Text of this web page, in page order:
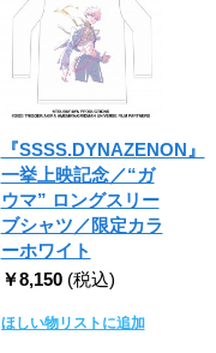
『SSSS.DYNAZENON』
一挙上映記念／“ガ
ウマ” ロングスリー
ブシャツ／限定カラ
ーホワイト
￥8,150 (税込)
ほしい物リストに追加